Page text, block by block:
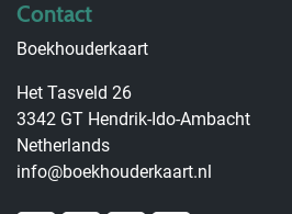
Contact
Boekhouderkaart
Het Tasveld 26
3342 GT Hendrik-Ido-Ambacht
Netherlands
info@boekhouderkaart.nl